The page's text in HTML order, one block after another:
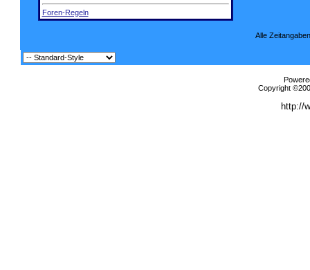
Foren-Regeln
Alle
Copyright
http://